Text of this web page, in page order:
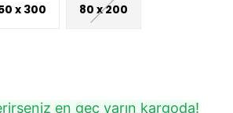
x 300 80 x 200
en geç yarın kargoda!